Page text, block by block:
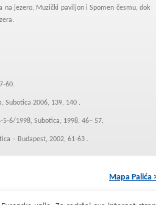
jezero, Muzički paviljon i Spomen česmu, dok
60.
Subotica 2006, 139, 140 .
5-6/1998, Subotica, 1998, 46– 57.
– Budapest, 2002, 61-63 .
Mapa Palića